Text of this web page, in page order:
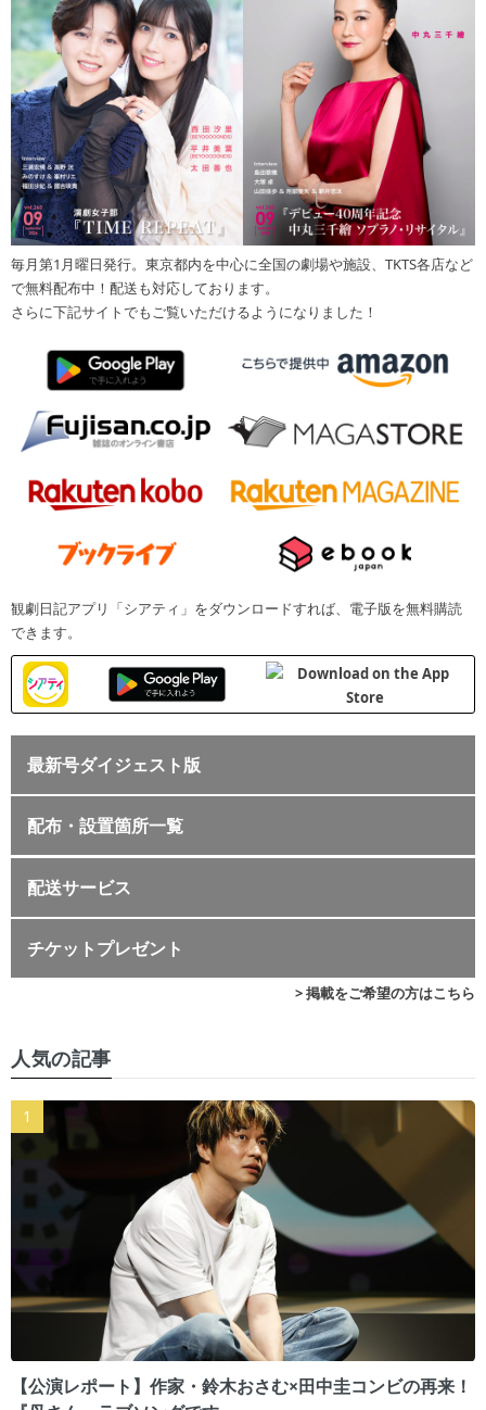
毎月第1月曜日発行。東京都内を中心に全国の劇場や施設、TKTS各店など
で無料配布中！配送も対応しております。
さらに下記サイトでもご覧いただけるようになりました！
観劇日記アプリ「シアティ」をダウンロードすれば、電子版を無料購読
できます。
最新号ダイジェスト版
配布・設置箇所一覧
配送サービス
チケットプレゼント
> 掲載をご希望の方はこちら
人気の記事
【公演レポート】作家・鈴木おさむ×田中圭コンビの再来！